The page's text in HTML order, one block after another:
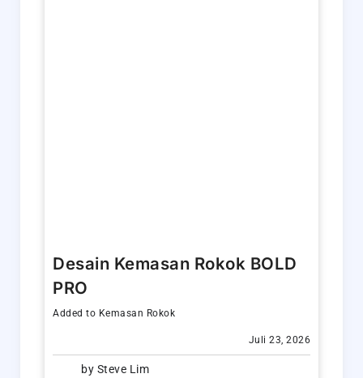
Desain Kemasan Rokok BOLD
PRO
Added to Kemasan Rokok
Juli 23, 2026
by Steve Lim